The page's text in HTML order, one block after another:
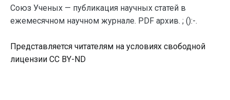
Союз Ученых — публикация научных статей в
ежемесячном научном журнале. PDF архив. ; ():-.
Представляется читателям на условиях свободной
лицензии CC BY-ND